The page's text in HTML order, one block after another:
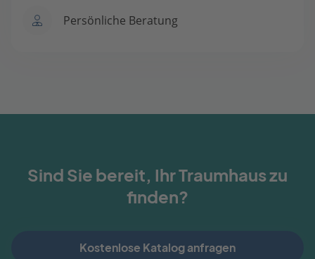
Persönliche Beratung
Sind Sie bereit, Ihr Traumhaus zu
finden?
Kostenlose Katalog anfragen